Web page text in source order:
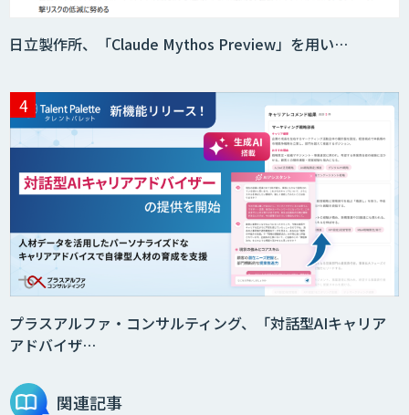
日立製作所、「Claude Mythos Preview」を用い…
プラスアルファ・コンサルティング、「対話型AIキャリア
アドバイザ…
関連記事